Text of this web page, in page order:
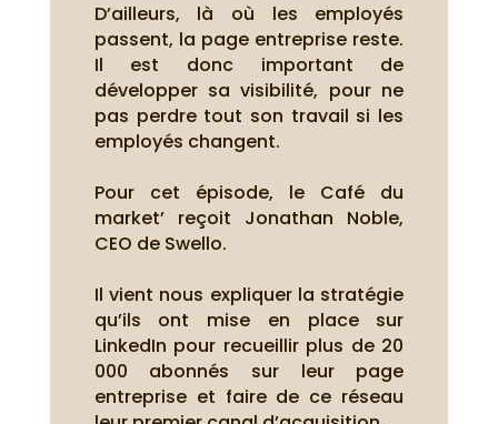
D’ailleurs, là où les employés
passent, la page entreprise reste.
Il est donc important de
développer sa visibilité, pour ne
pas perdre tout son travail si les
employés changent.
Pour cet épisode, le Café du
market’ reçoit Jonathan Noble,
CEO de Swello.
Il vient nous expliquer la stratégie
qu’ils ont mise en place sur
LinkedIn pour recueillir plus de 20
000 abonnés sur leur page
entreprise et faire de ce réseau